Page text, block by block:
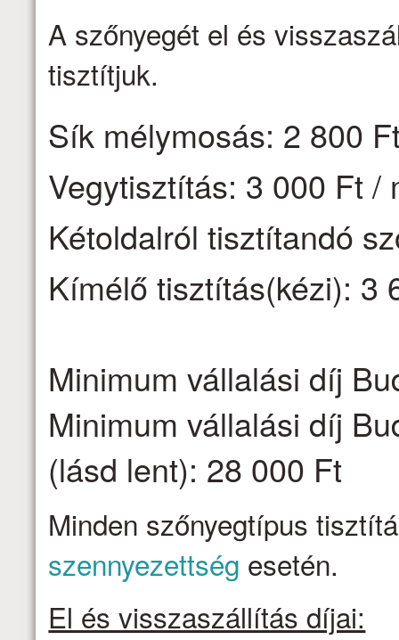
A szőnyegét el és
tisztítjuk.
Sík mélymosás: 2 800
Vegytisztítás: 3 000 Ft /
Kétoldalról tisztítandó
Kímélő tisztítás(kézi): 3
Minimum vállalási díj
Minimum vállalási díj
(lásd lent): 28 000 Ft
Minden szőnyegtípus
szennyezettség esetén.
El és visszaszállítás díjai: